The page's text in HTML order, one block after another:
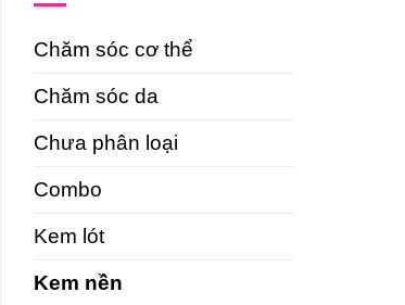
Chăm sóc cơ thể
Chăm sóc da
Chưa phân loại
Combo
Kem lót
Kem nền